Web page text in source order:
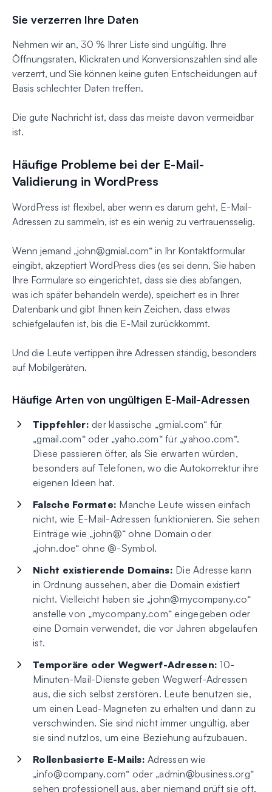
Sie verzerren Ihre Daten
Nehmen wir an, 30 % Ihrer Liste sind ungültig. Ihre
Öffnungsraten, Klickraten und Konversionszahlen sind alle
verzerrt, und Sie können keine guten Entscheidungen auf
Basis schlechter Daten treffen.
Die gute Nachricht ist, dass das meiste davon vermeidbar
ist.
Häufige Probleme bei der E-Mail-
Validierung in WordPress
WordPress ist flexibel, aber wenn es darum geht, E-Mail-
Adressen zu sammeln, ist es ein wenig zu vertrauensselig.
Wenn jemand „john@gmial.com“ in Ihr Kontaktformular
eingibt, akzeptiert WordPress dies (es sei denn, Sie haben
Ihre Formulare so eingerichtet, dass sie dies abfangen,
was ich später behandeln werde), speichert es in Ihrer
Datenbank und gibt Ihnen kein Zeichen, dass etwas
schiefgelaufen ist, bis die E-Mail zurückkommt.
Und die Leute vertippen ihre Adressen ständig, besonders
auf Mobilgeräten.
Häufige Arten von ungültigen E-Mail-Adressen
Tippfehler: der klassische „gmial.com“ für
„gmail.com“ oder „yaho.com“ für „yahoo.com“.
Diese passieren öfter, als Sie erwarten würden,
besonders auf Telefonen, wo die Autokorrektur ihre
eigenen Ideen hat.
Falsche Formate: Manche Leute wissen einfach
nicht, wie E-Mail-Adressen funktionieren. Sie sehen
Einträge wie „john@“ ohne Domain oder
„john.doe“ ohne @-Symbol.
Nicht existierende Domains: Die Adresse kann
in Ordnung aussehen, aber die Domain existiert
nicht. Vielleicht haben sie „john@mycompany.co“
anstelle von „mycompany.com“ eingegeben oder
eine Domain verwendet, die vor Jahren abgelaufen
ist.
Temporäre oder Wegwerf-Adressen: 10-
Minuten-Mail-Dienste geben Wegwerf-Adressen
aus, die sich selbst zerstören. Leute benutzen sie,
um einen Lead-Magneten zu erhalten und dann zu
verschwinden. Sie sind nicht immer ungültig, aber
sie sind nutzlos, um eine Beziehung aufzubauen.
Rollenbasierte E-Mails: Adressen wie
„info@company.com“ oder „admin@business.org“
sehen professionell aus, aber niemand prüft sie oft,